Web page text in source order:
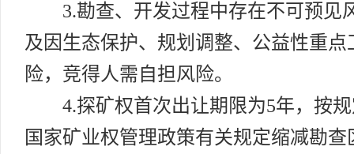
3.勘查、开发过程中存在不可预
及因生态保护、规划调整、公益性重
险，竞得人需自担风险。
4.探矿权首次出让期限为5年，按
国家矿业权管理政策有关规定缩减勘查